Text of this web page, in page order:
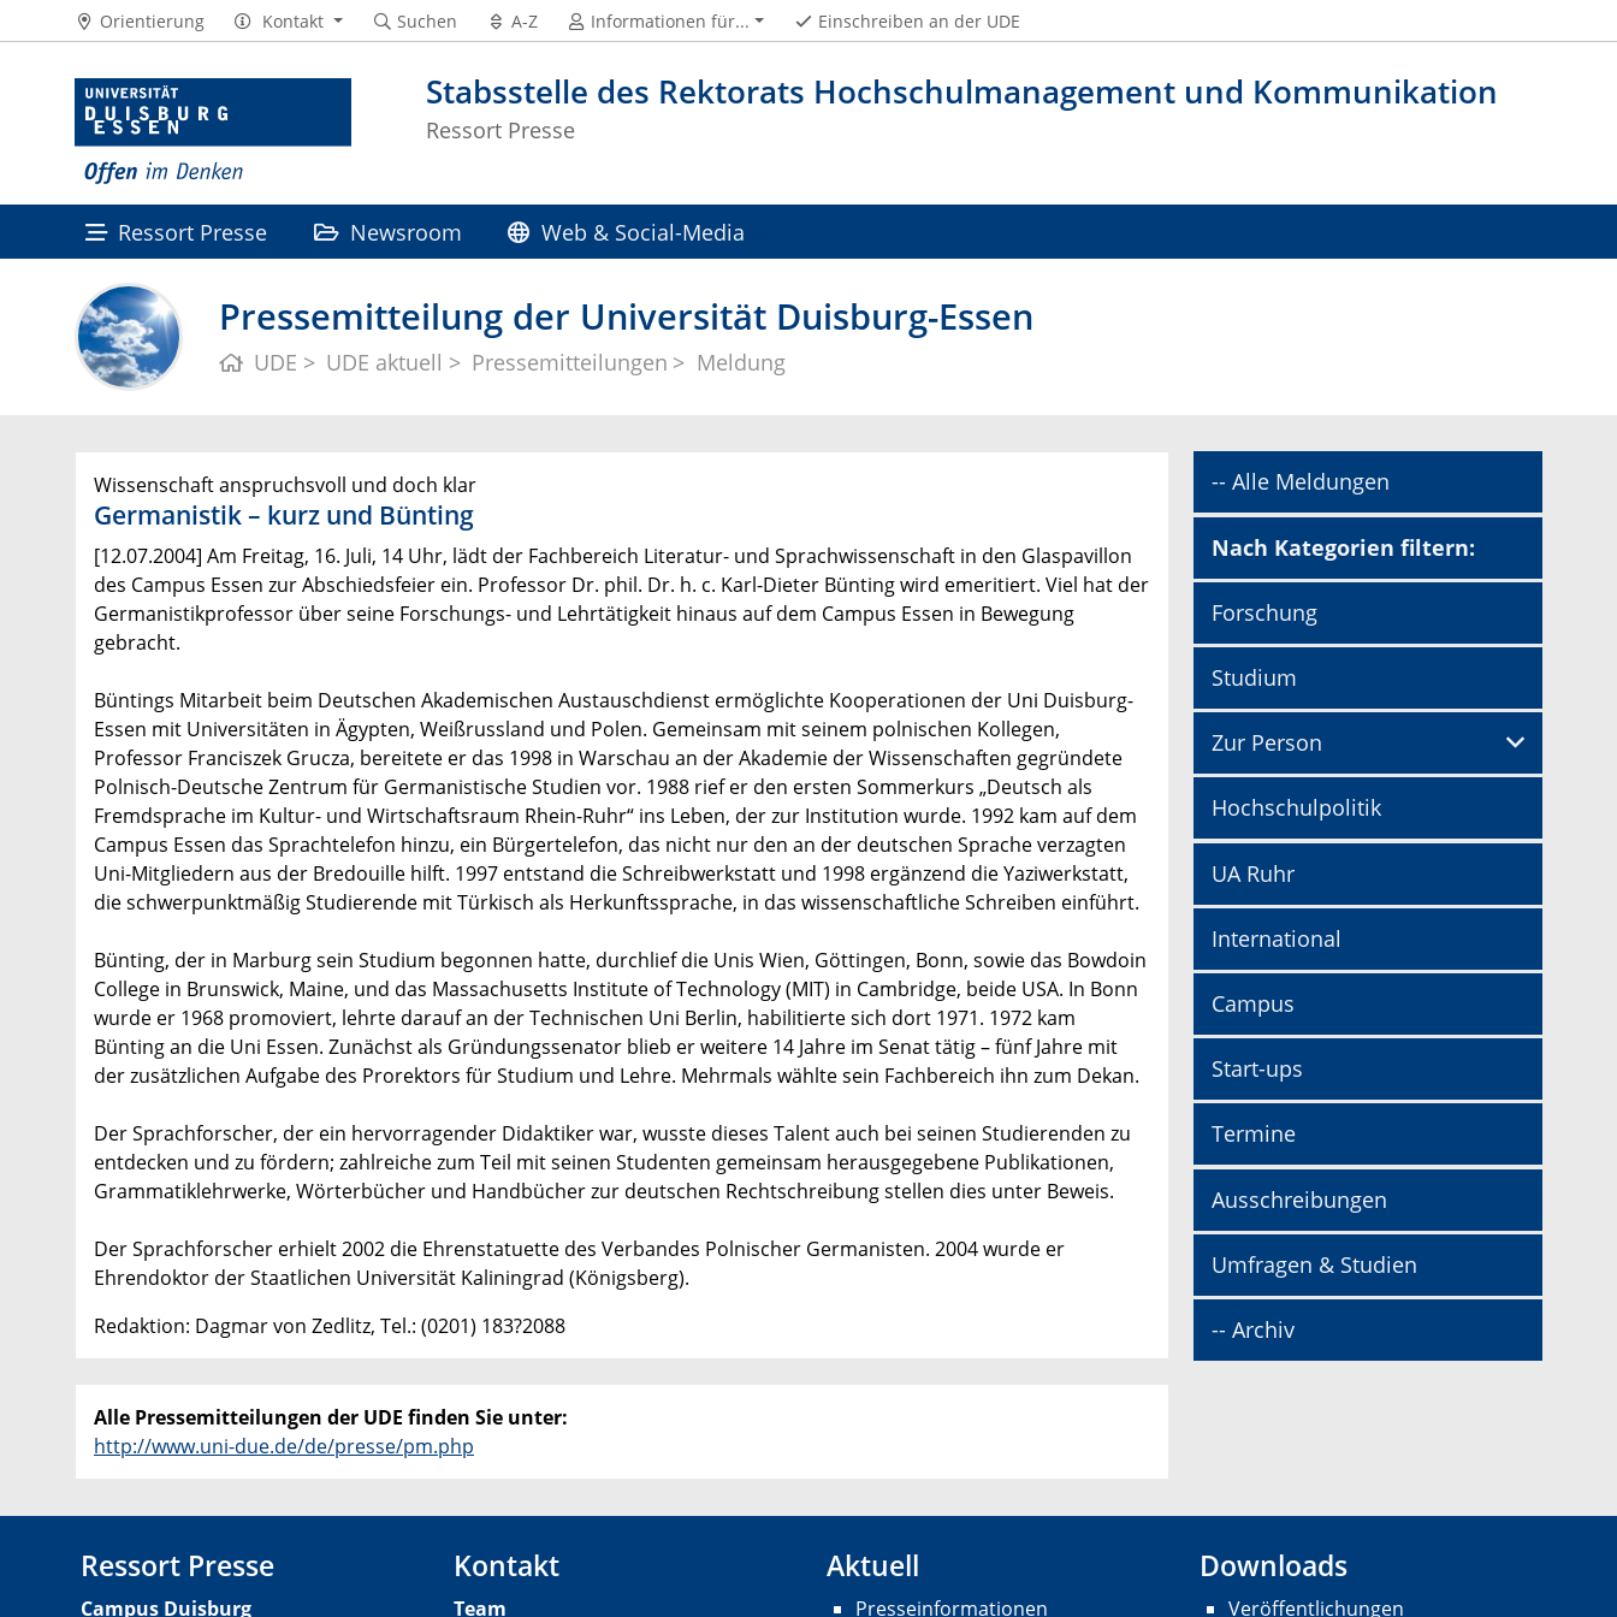
Stabsstelle des Rektorats Hochschulmanagement und Kommunikation
Ressort Presse
Orientierung Kontakt Suchen A-Z Informationen für... Einschreiben an der UDE
Ressort Presse Newsroom Web & Social-Media
Pressemitteilung der Universität Duisburg-Essen
UDE UDE aktuell Pressemitteilungen Meldung
Wissenschaft anspruchsvoll und doch klar
Germanistik – kurz und Bünting
[12.07.2004] Am Freitag, 16. Juli, 14 Uhr, lädt der Fachbereich Literatur- und Sprachwissenschaft in den Glaspavillon
des Campus Essen zur Abschiedsfeier ein. Professor Dr. phil. Dr. h. c. Karl-Dieter Bünting wird emeritiert. Viel hat der
Germanistikprofessor über seine Forschungs- und Lehrtätigkeit hinaus auf dem Campus Essen in Bewegung
gebracht.
Büntings Mitarbeit beim Deutschen Akademischen Austauschdienst ermöglichte Kooperationen der Uni Duisburg-
Essen mit Universitäten in Ägypten, Weißrussland und Polen. Gemeinsam mit seinem polnischen Kollegen,
Professor Franciszek Grucza, bereitete er das 1998 in Warschau an der Akademie der Wissenschaften gegründete
Polnisch-Deutsche Zentrum für Germanistische Studien vor. 1988 rief er den ersten Sommerkurs „Deutsch als
Fremdsprache im Kultur- und Wirtschaftsraum Rhein-Ruhr“ ins Leben, der zur Institution wurde. 1992 kam auf dem
Campus Essen das Sprachtelefon hinzu, ein Bürgertelefon, das nicht nur den an der deutschen Sprache verzagten
Uni-Mitgliedern aus der Bredouille hilft. 1997 entstand die Schreibwerkstatt und 1998 ergänzend die Yaziwerkstatt,
die schwerpunktmäßig Studierende mit Türkisch als Herkunftssprache, in das wissenschaftliche Schreiben einführt.
Bünting, der in Marburg sein Studium begonnen hatte, durchlief die Unis Wien, Göttingen, Bonn, sowie das Bowdoin
College in Brunswick, Maine, und das Massachusetts Institute of Technology (MIT) in Cambridge, beide USA. In Bonn
wurde er 1968 promoviert, lehrte darauf an der Technischen Uni Berlin, habilitierte sich dort 1971. 1972 kam
Bünting an die Uni Essen. Zunächst als Gründungssenator blieb er weitere 14 Jahre im Senat tätig – fünf Jahre mit
der zusätzlichen Aufgabe des Prorektors für Studium und Lehre. Mehrmals wählte sein Fachbereich ihn zum Dekan.
Der Sprachforscher, der ein hervorragender Didaktiker war, wusste dieses Talent auch bei seinen Studierenden zu
entdecken und zu fördern; zahlreiche zum Teil mit seinen Studenten gemeinsam herausgegebene Publikationen,
Grammatiklehrwerke, Wörterbücher und Handbücher zur deutschen Rechtschreibung stellen dies unter Beweis.
Der Sprachforscher erhielt 2002 die Ehrenstatuette des Verbandes Polnischer Germanisten. 2004 wurde er
Ehrendoktor der Staatlichen Universität Kaliningrad (Königsberg).
Redaktion: Dagmar von Zedlitz, Tel.: (0201) 183?2088
Alle Pressemitteilungen der UDE finden Sie unter:
http://www.uni-due.de/de/presse/pm.php
-- Alle Meldungen
Nach Kategorien filtern:
Forschung
Studium
Zur Person
Hochschulpolitik
UA Ruhr
International
Campus
Start-ups
Termine
Ausschreibungen
Umfragen & Studien
-- Archiv
Ressort Presse
Campus Duisburg
Kontakt
Team
Aktuell
Presseinformationen
Downloads
Veröffentlichungen